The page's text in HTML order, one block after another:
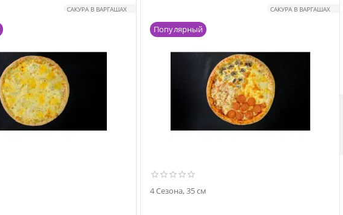
САКУРА В ВАРГАШАХ САКУРА В ВАРГАШАХ
Популярный
4 Сезона, 35 см